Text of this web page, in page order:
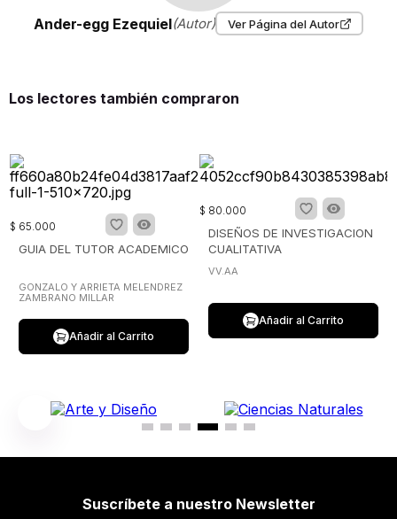
Ander-egg Ezequiel(Autor) Ver Página del Autor
Los lectores también compraron
$ 65.000
GUIA DEL TUTOR ACADEMICO
GONZALO Y ARRIETA MELENDREZ
ZAMBRANO MILLAR
Añadir al Carrito
$ 80.000
DISEÑOS DE INVESTIGACION
CUALITATIVA
VV.AA
Añadir al Carrito
Suscríbete a nuestro Newsletter